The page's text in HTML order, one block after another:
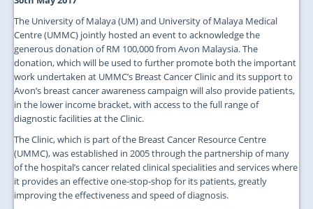
The University of Malaya (UM) and University of Malaya Medical
Centre (UMMC) jointly hosted an event to acknowledge the
generous donation of RM 100,000 from Avon Malaysia. The
donation, which will be used to further promote both the important
work undertaken at UMMC’s Breast Cancer Clinic and its support to
Avon’s breast cancer awareness campaign will also provide patients,
in the lower income bracket, with access to the full range of
diagnostic facilities at the Clinic.
The Clinic, which is part of the Breast Cancer Resource Centre
(UMMC), was established in 2005 through the partnership of many
of the hospital’s cancer related clinical specialities and services where
it provides an effective one-stop-shop for its patients, greatly
improving the effectiveness and speed of diagnosis.